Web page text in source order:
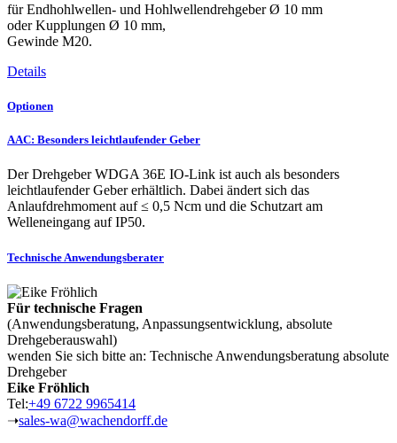
für Endhohlwellen- und Hohlwellendrehgeber Ø 10 mm
oder Kupplungen Ø 10 mm,
Gewinde M20.
Details
Optionen
AAC: Besonders leichtlaufender Geber
Der Drehgeber WDGA 36E IO-Link ist auch als besonders
leichtlaufender Geber erhältlich. Dabei ändert sich das
Anlaufdrehmoment auf ≤ 0,5 Ncm und die Schutzart am
Welleneingang auf IP50.
Technische Anwendungsberater
Für technische Fragen
(Anwendungsberatung, Anpassungsentwicklung, absolute
Drehgeberauswahl)
wenden Sie sich bitte an: Technische Anwendungsberatung absolute
Drehgeber
Eike Fröhlich
Tel:+49 6722 9965414
➝sales-wa@wachendorff.de